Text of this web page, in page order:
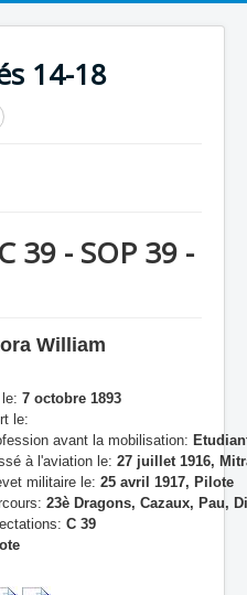
14-18
39 - SOP 39 -
William
le: 7 octobre 1893
le:
avant la mobilisation:
à l'aviation le: 27 juillet 1916,
militaire le: 25 avril 1917, Pilote
23è Dragons, Cazaux, Pau,
C 39